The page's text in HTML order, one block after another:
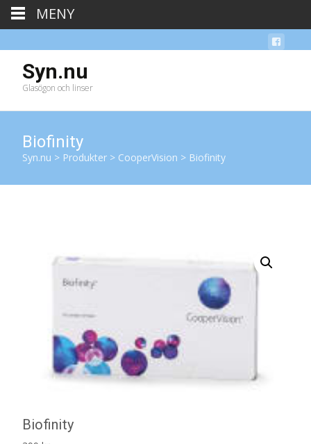
Syn.nu
Glasögon och linser
Biofinity
Syn.nu > Produkter > CooperVision > Biofinity
Biofinity
MENY